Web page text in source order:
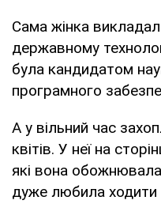
Сама жінка
державному
була кандидатом
програмного
А у вільний час
квітів. У неї на
які вона
дуже любила ходити